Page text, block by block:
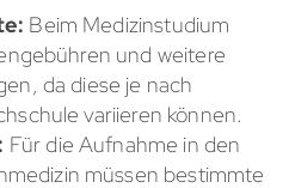
Beim Medizinstudium
und weitere
da diese je nach
variieren können.
Für die Aufnahme in den
müssen bestimmte